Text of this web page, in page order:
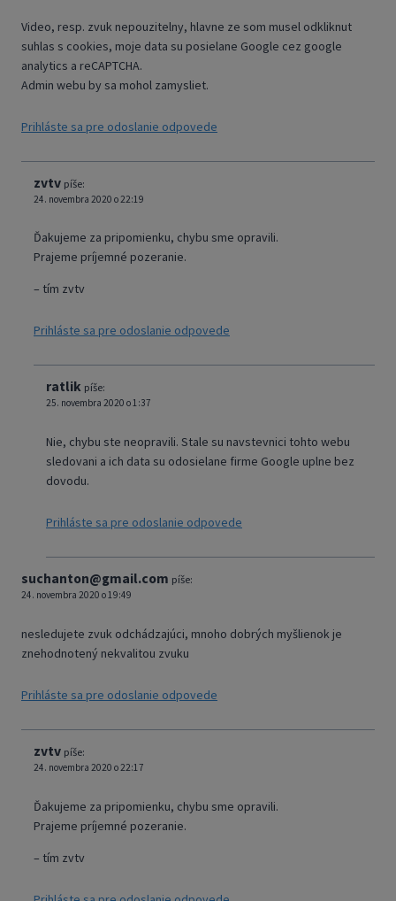
Video, resp. zvuk nepouzitelny, hlavne ze som musel odkliknut
suhlas s cookies, moje data su posielane Google cez google
analytics a reCAPTCHA.
Admin webu by sa mohol zamysliet.
Prihláste sa pre odoslanie odpovede
zvtv píše:
24. novembra 2020 o 22:19
Ďakujeme za pripomienku, chybu sme opravili.
Prajeme príjemné pozeranie.
– tím zvtv
Prihláste sa pre odoslanie odpovede
ratlik píše:
25. novembra 2020 o 1:37
Nie, chybu ste neopravili. Stale su navstevnici tohto webu
sledovani a ich data su odosielane firme Google uplne bez
dovodu.
Prihláste sa pre odoslanie odpovede
suchanton@gmail.com píše:
24. novembra 2020 o 19:49
nesledujete zvuk odchádzajúci, mnoho dobrých myšlienok je
znehodnotený nekvalitou zvuku
Prihláste sa pre odoslanie odpovede
zvtv píše:
24. novembra 2020 o 22:17
Ďakujeme za pripomienku, chybu sme opravili.
Prajeme príjemné pozeranie.
– tím zvtv